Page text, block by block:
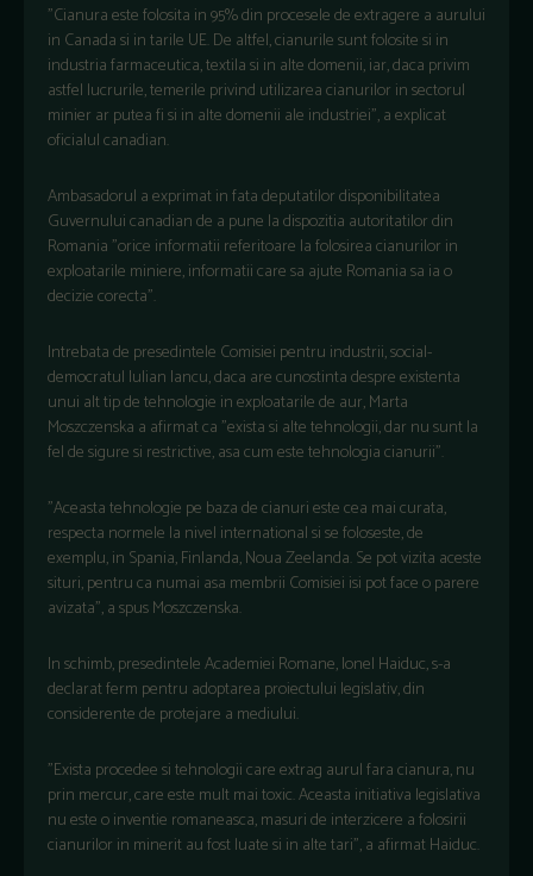
"Cianura este folosita in 95% din procesele de extragere a aurului
in Canada si in tarile UE. De altfel, cianurile sunt folosite si in
industria farmaceutica, textila si in alte domenii, iar, daca privim
astfel lucrurile, temerile privind utilizarea cianurilor in sectorul
minier ar putea fi si in alte domenii ale industriei", a explicat
oficialul canadian.
Ambasadorul a exprimat in fata deputatilor disponibilitatea
Guvernului canadian de a pune la dispozitia autoritatilor din
Romania "orice informatii referitoare la folosirea cianurilor in
exploatarile miniere, informatii care sa ajute Romania sa ia o
decizie corecta".
Intrebata de presedintele Comisiei pentru industrii, social-
democratul Iulian Iancu, daca are cunostinta despre existenta
unui alt tip de tehnologie in exploatarile de aur, Marta
Moszczenska a afirmat ca "exista si alte tehnologii, dar nu sunt la
fel de sigure si restrictive, asa cum este tehnologia cianurii".
"Aceasta tehnologie pe baza de cianuri este cea mai curata,
respecta normele la nivel international si se foloseste, de
exemplu, in Spania, Finlanda, Noua Zeelanda. Se pot vizita aceste
situri, pentru ca numai asa membrii Comisiei isi pot face o parere
avizata", a spus Moszczenska.
In schimb, presedintele Academiei Romane, Ionel Haiduc, s-a
declarat ferm pentru adoptarea proiectului legislativ, din
considerente de protejare a mediului.
"Exista procedee si tehnologii care extrag aurul fara cianura, nu
prin mercur, care este mult mai toxic. Aceasta initiativa legislativa
nu este o inventie romaneasca, masuri de interzicere a folosirii
cianurilor in minerit au fost luate si in alte tari", a afirmat Haiduc.